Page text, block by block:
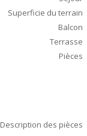
Superficie du terrain
Balcon
Terrasse
Pièces
Description des pièces